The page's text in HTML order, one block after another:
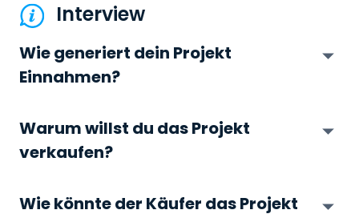
Interview
Wie generiert dein Projekt
Einnahmen?
Warum willst du das Projekt
verkaufen?
Wie könnte der Käufer das Projekt